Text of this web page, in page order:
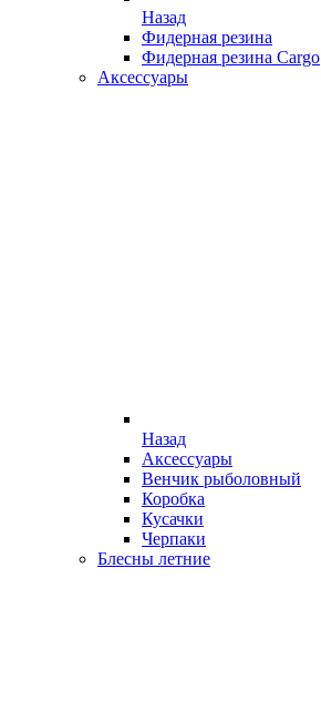
Назад
Фидерная резина
Фидерная резина Cargo
Аксессуары
Назад
Аксессуары
Венчик рыболовный
Коробка
Кусачки
Черпаки
Блесны летние